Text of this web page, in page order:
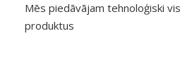
Mēs piedāvājam tehnoloģiski
produktus